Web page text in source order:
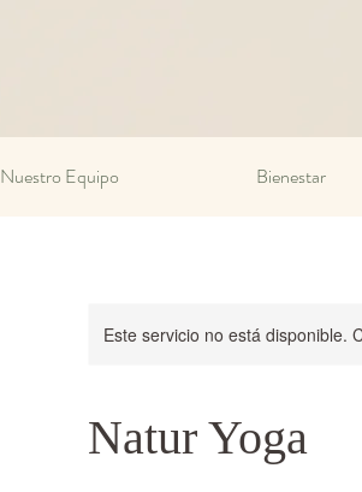
Nuestro Equipo Bienestar
Este servicio no está disponible.
Natur Yoga